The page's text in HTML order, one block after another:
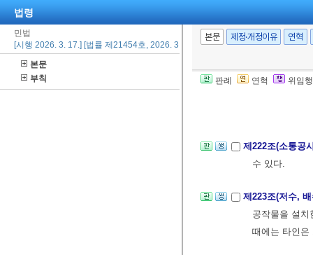
법령
민법
[시행 2026. 3. 17.] [법률 제21454호, 2026. 3. 17., 일부개정]
본문
부칙
본문 제정·개정이유 연혁
판례 연혁 위임
②전항의 규정
제221조(자연유
②고지소유자
제222조(소통공
수 있다.
제223조(저수,
공작물을 설
때에는 타인은